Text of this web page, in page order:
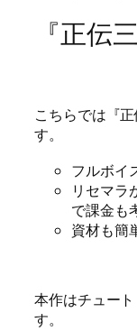
『正伝
こちらでは『
す。
フルボイ
リセマラ
で課金も
資材も簡
本作はチュー
す。